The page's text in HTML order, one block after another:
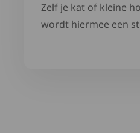
Zelf je kat of kleine
wordt hiermee een